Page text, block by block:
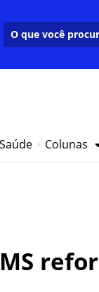
Colunas